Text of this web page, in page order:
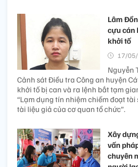
Lâm
cựu cán
khởi tố
17/
Nguyễn
Cảnh sát Điều tra Công an huyện
khởi tố bị can và ra lệnh bắt tạm
“Lạm dụng tín nhiệm chiếm đoạt tài
tài liệu giả của cơ quan tổ chức”.
Xây
vấn
chuyên